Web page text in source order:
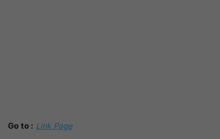
Go to : Link Page